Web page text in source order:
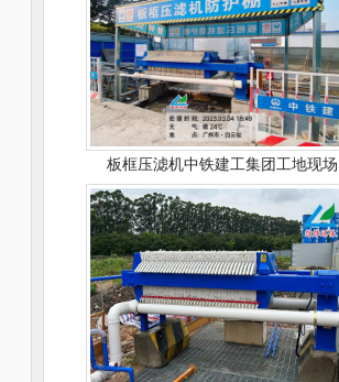
板框压滤机中铁建工集团工地现场